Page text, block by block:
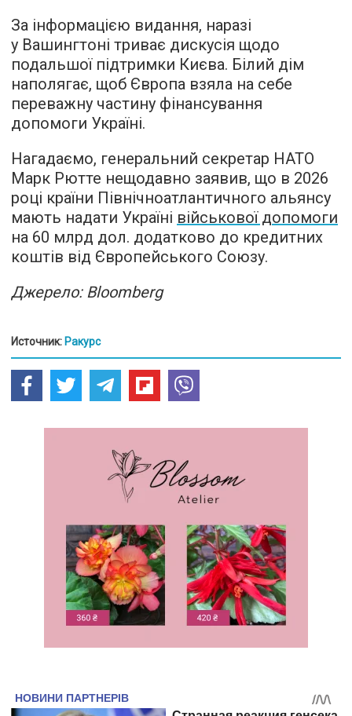
За інформацією видання, наразі
у Вашингтоні триває дискусія щодо
подальшої підтримки Києва. Білий дім
наполягає, щоб Європа взяла на себе
переважну частину фінансування
допомоги Україні.
Нагадаємо, генеральний секретар НАТО
Марк Рютте нещодавно заявив, що в 2026
році країни Північноатлантичного альянсу
мають надати Україні військової допомоги
на 60 млрд дол. додатково до кредитних
коштів від Європейського Союзу.
Джерело: Bloomberg
Источник: Ракурс